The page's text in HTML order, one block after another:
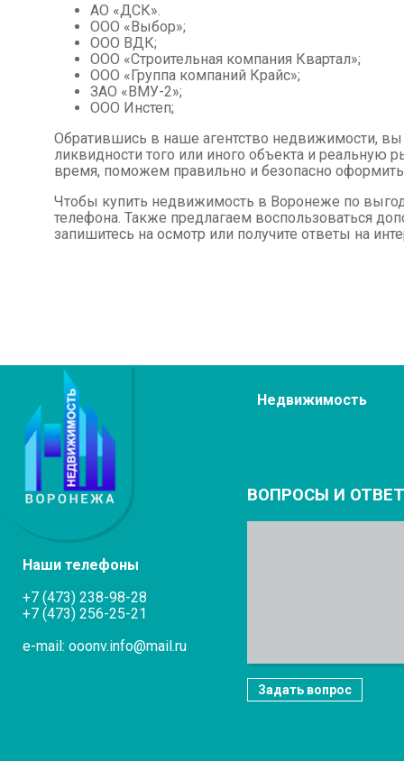
АО «ДСК».
ООО «Выбор»;
ООО ВДК;
ООО «Строительная компания Квартал»;
ООО «Группа компаний Крайс»;
ЗАО «ВМУ-2»;
ООО Инстеп;
Обратившись в наше агентство недвижимости,
ликвидности того или иного объекта и
время, поможем правильно и безопасно
Чтобы купить недвижимость в Воронеже по
телефона. Также предлагаем воспользоваться
запишитесь на осмотр или получите ответы на
Недвижимость
Наши телефоны
+7 (473) 238-98-28
+7 (473) 256-25-21
e-mail: ooonv.info@mail.ru
ВОПРОСЫ И
Задать вопрос